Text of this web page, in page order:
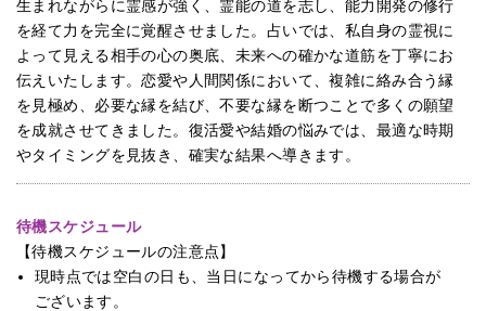
生まれながらに霊感が強く、霊能の道を志し、能力開発の修行
を経て力を完全に覚醒させました。占いでは、私自身の霊視に
よって見える相手の心の奥底、未来への確かな道筋を丁寧にお
伝えいたします。恋愛や人間関係において、複雑に絡み合う縁
を見極め、必要な縁を結び、不要な縁を断つことで多くの願望
を成就させてきました。復活愛や結婚の悩みでは、最適な時期
やタイミングを見抜き、確実な結果へ導きます。
待機スケジュール
【待機スケジュールの注意点】
現時点では空白の日も、当日になってから待機する場合が
ございます。